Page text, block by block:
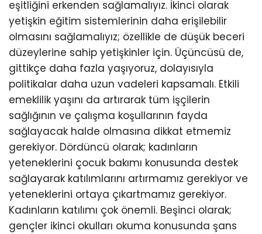
eşitliğini erkenden sağlamalıyız. İkinci olarak
yetişkin eğitim sistemlerinin daha erişilebilir
olmasını sağlamalıyız; özellikle de düşük beceri
düzeylerine sahip yetişkinler için. Üçüncüsü de,
gittikçe daha fazla yaşıyoruz, dolayısıyla
politikalar daha uzun vadeleri kapsamalı. Etkili
emeklilik yaşını da artırarak tüm işçilerin
sağlığının ve çalışma koşullarının fayda
sağlayacak halde olmasına dikkat etmemiz
gerekiyor. Dördüncü olarak; kadınların
yeteneklerini çocuk bakımı konusunda destek
sağlayarak katılımlarını artırmamız gerekiyor ve
yeteneklerini ortaya çıkartmamız gerekiyor.
Kadınların katılımı çok önemli. Beşinci olarak;
gençler ikinci okulları okuma konusunda şans